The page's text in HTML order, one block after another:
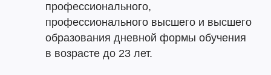
профессионального,
профессионального высшего и высшего
образования дневной формы обучения
в возрасте до 23 лет.